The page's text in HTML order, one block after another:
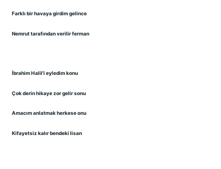
Farklı bir havaya girdim gelince
Nemrut tarafından verilir ferman
İbrahim Halil’i eyledim konu
Çok derin hikaye zor gelir sonu
Amacım anlatmak herkese onu
Kifayetsiz kalır bendeki lisan